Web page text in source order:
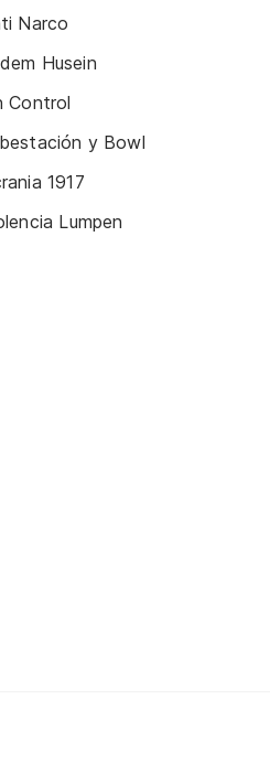
Narco
Husein
Control
y Bowl
1917
Lumpen